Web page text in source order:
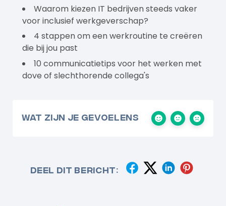
Waarom kiezen IT bedrijven steeds vaker
voor inclusief werkgeverschap?
4 stappen om een werkroutine te creëren
die bij jou past
10 communicatietips voor het werken met
dove of slechthorende collega's
Wat zijn je gevoelens
Deel dit bericht: